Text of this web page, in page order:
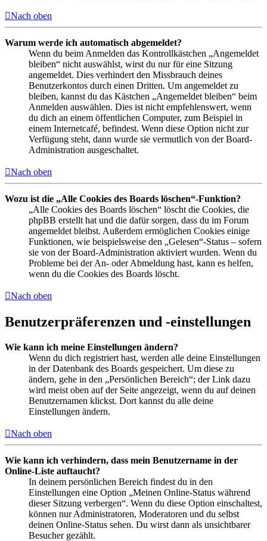
Nach oben
Warum werde ich automatisch abgemeldet?
Wenn du beim Anmelden das Kontrollkästchen „Angemeldet
bleiben“ nicht auswählst, wirst du nur für eine Sitzung
angemeldet. Dies verhindert den Missbrauch deines
Benutzerkontos durch einen Dritten. Um angemeldet zu
bleiben, kannst du das Kästchen „Angemeldet bleiben“ beim
Anmelden auswählen. Dies ist nicht empfehlenswert, wenn
du dich an einem öffentlichen Computer, zum Beispiel in
einem Internetcafé, befindest. Wenn diese Option nicht zur
Verfügung steht, dann wurde sie vermutlich von der Board-
Administration ausgeschaltet.
Nach oben
Wozu ist die „Alle Cookies des Boards löschen“-Funktion?
„Alle Cookies des Boards löschen“ löscht die Cookies, die
phpBB erstellt hat und die dafür sorgen, dass du im Forum
angemeldet bleibst. Außerdem ermöglichen Cookies einige
Funktionen, wie beispielsweise den „Gelesen“-Status – sofern
sie von der Board-Administration aktiviert wurden. Wenn du
Probleme bei der An- oder Abmeldung hast, kann es helfen,
wenn du die Cookies des Boards löscht.
Nach oben
Benutzerpräferenzen und -einstellungen
Wie kann ich meine Einstellungen ändern?
Wenn du dich registriert hast, werden alle deine Einstellungen
in der Datenbank des Boards gespeichert. Um diese zu
ändern, gehe in den „Persönlichen Bereich“; der Link dazu
wird meist oben auf der Seite angezeigt, wenn du auf deinen
Benutzernamen klickst. Dort kannst du alle deine
Einstellungen ändern.
Nach oben
Wie kann ich verhindern, dass mein Benutzername in der
Online-Liste auftaucht?
In deinem persönlichen Bereich findest du in den
Einstellungen eine Option „Meinen Online-Status während
dieser Sitzung verbergen“. Wenn du diese Option einschaltest,
können nur Administratoren, Moderatoren und du selbst
deinen Online-Status sehen. Du wirst dann als unsichtbarer
Besucher gezählt.